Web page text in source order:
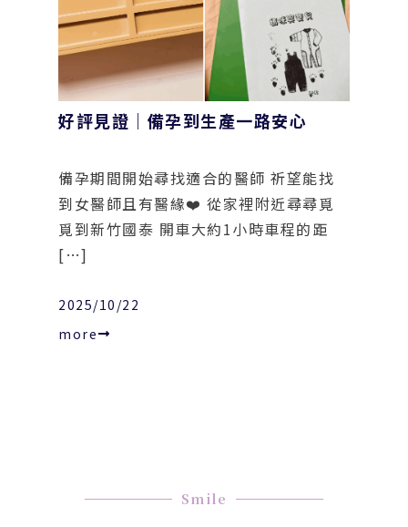
好評見證｜備孕到生產一路安心
備孕期間開始尋找適合的醫師 祈望能找
到女醫師且有醫緣❤️ 從家裡附近尋尋覓
覓到新竹國泰 開車大約1小時車程的距
[…]
2025/10/22
more
Smile